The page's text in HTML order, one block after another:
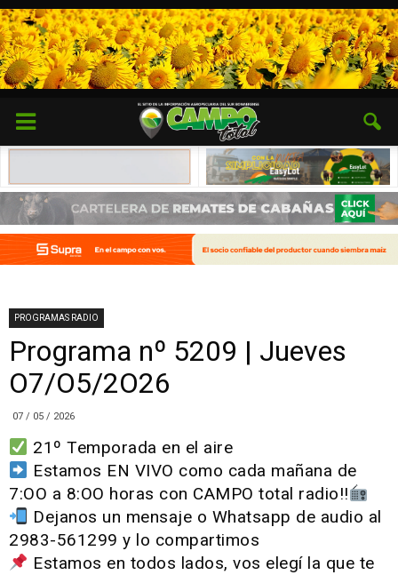
PROGRAMAS RADIO
Programa nº 5209 | Jueves
O7/O5/2O26
07 / 05 / 2026
21º Temporada en el aire
Estamos EN VIVO como cada mañana de
7:OO a 8:OO horas con CAMPO total radio!!
Dejanos un mensaje o Whatsapp de audio al
2983-561299 y lo compartimos
Estamos en todos lados, vos elegí la que te